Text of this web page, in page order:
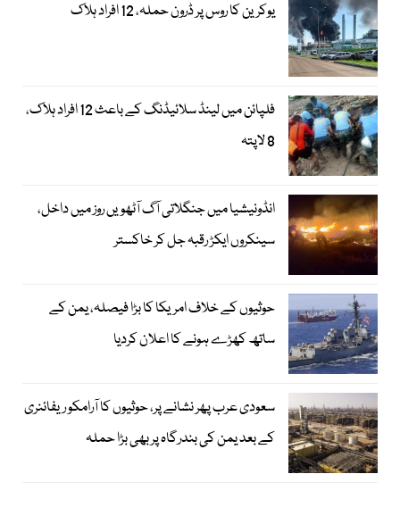
یوکرین کا روس پر ڈرون حملہ، 12 افراد ہلاک
فلپائن میں لینڈ سلائیڈنگ کے باعث 12 افراد ہلاک،
8 لاپتہ
انڈونیشیا میں جنگلاتی آگ آٹھویں روز میں داخل،
سینکروں ایکڑ رقبہ جل کر خاکستر
حوثیوں کے خلاف امریکا کا بڑا فیصلہ، یمن کے
ساتھ کھڑے ہونے کا اعلان کردیا
سعودی عرب پھر نشانے پر، حوثیوں کا آرامکو ریفائنری
کے بعد یمن کی بندرگاہ پر بھی بڑا حملہ